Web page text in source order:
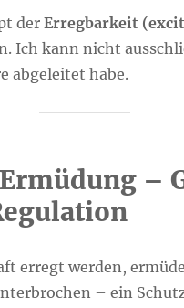
der Erregbarkeit
Ich kann nicht
abgeleitet habe.
–
erregt werden,
– ein